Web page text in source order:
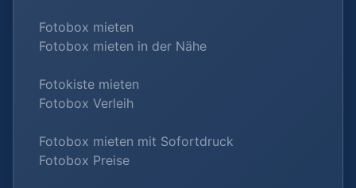
Fotobox mieten
Fotobox mieten in der Nähe
Fotokiste mieten
Fotobox Verleih
Fotobox mieten mit Sofortdruck
Fotobox Preise